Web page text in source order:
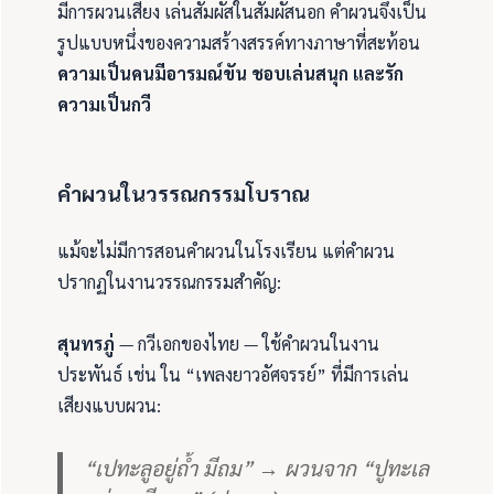
มีการผวนเสียง เล่นสัมผัสในสัมผัสนอก คำผวนจึงเป็น
รูปแบบหนึ่งของความสร้างสรรค์ทางภาษาที่สะท้อน
ความเป็นคนมีอารมณ์ขัน ชอบเล่นสนุก และรัก
ความเป็นกวี
คำผวนในวรรณกรรมโบราณ
แม้จะไม่มีการสอนคำผวนในโรงเรียน แต่คำผวน
ปรากฏในงานวรรณกรรมสำคัญ:
สุนทรภู่ — กวีเอกของไทย — ใช้คำผวนในงาน
ประพันธ์ เช่น ใน “เพลงยาวอัศจรรย์” ที่มีการเล่น
เสียงแบบผวน:
“เปทะลูอยู่ถ้ำ มีถม” → ผวนจาก “ปูทะเล